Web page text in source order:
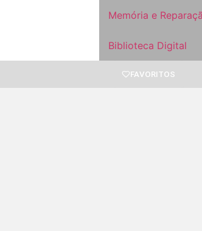
Memória e
Biblioteca Digital
FAVORITOS